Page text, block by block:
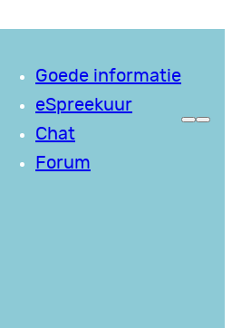
Goede informatie
eSpreekuur
Chat
Forum